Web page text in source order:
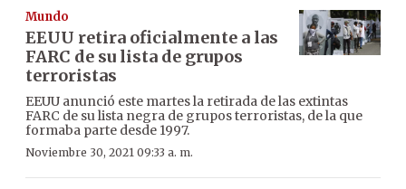
Mundo
EEUU retira oficialmente a las
FARC de su lista de grupos
terroristas
EEUU anunció este martes la retirada de las extintas
FARC de su lista negra de grupos terroristas, de la que
formaba parte desde 1997.
Noviembre 30, 2021 09:33 a. m.